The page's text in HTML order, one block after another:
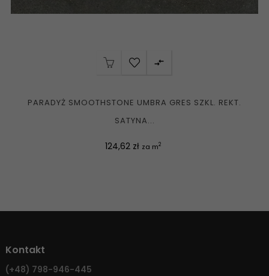

PARADYŻ SMOOTHSTONE UMBRA GRES SZKL. REKT.
SATYNA...
Cena
124,62 zł za m2
Kontakt
(+48) 798-946-445